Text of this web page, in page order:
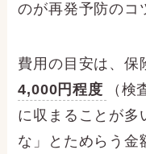
のが再発予防のコ
費用の目安は、保
4,000円程度
（
に収まることが多
な」とためらう金